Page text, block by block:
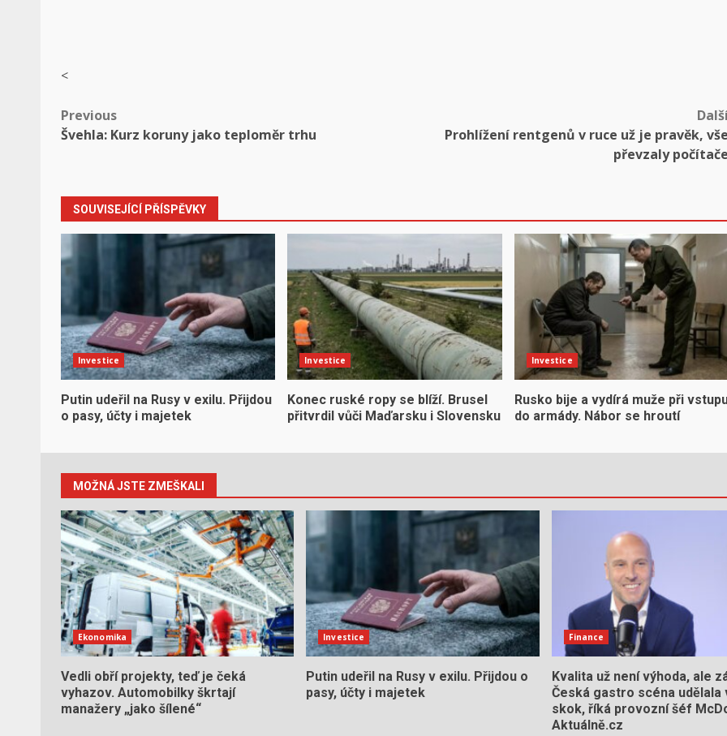
<
Post
Previous
Švehla: Kurz koruny jako teploměr trhu
Prohlížení rentgenů v ruce už je pravěk,
převzaly
SOUVISEJÍCÍ PŘÍSPĚVKY
Investice
Putin udeřil na Rusy v exilu. Přijdou
o pasy, účty i majetek
Investice
Konec ruské ropy se blíží. Brusel
přitvrdil vůči Maďarsku i Slovensku
Investice
Rusko bije a vydírá muže při
do armády. Nábor se hroutí
MOŽNÁ JSTE ZMEŠKALI
Ekonomika
Vedli obří projekty, teď je čeká
vyhazov. Automobilky škrtají
manažery „jako šílené“
Investice
Putin udeřil na Rusy v exilu. Přijdou o
pasy, účty i majetek
Finance
Kvalita už není výhoda, ale
Česká gastro scéna udělala
skok, říká provozní šéf
Aktuálně.cz